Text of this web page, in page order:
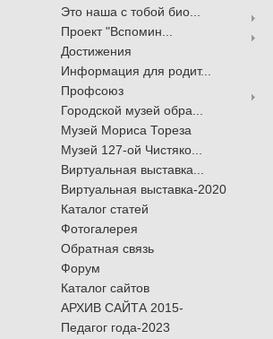
Это наша с тобой био...
Проект "Вспомин...
Достижения
Информация для родит...
Профсоюз
Городской музей обра...
Музей Мориса Тореза
Музей 127-ой Чистяко...
Виртуальная выставка...
Виртуальная выставка-2020
Каталог статей
Фотогалерея
Обратная связь
Форум
Каталог сайтов
АРХИВ САЙТА 2015-
Педагог года-2023